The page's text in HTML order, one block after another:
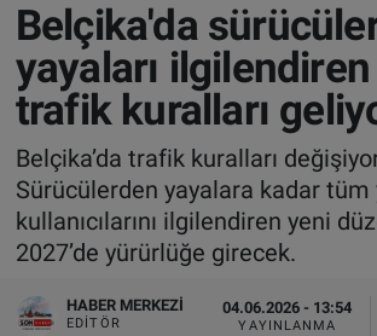
Belçika'da
yayaları
trafik kuralları
Belçika’da trafik kuralları
Sürücülerden yayalara kadar tüm
kullanıcılarını ilgilendiren yeni
2027’de yürürlüğe girecek.
HABER MERKEZI
EDITÖR
04.06.2026 - 13:54
YAYINLANMA
ALMANYA
FRANSA
AVUSTURYA
SAĞLIK - YAŞAM
BİLİM-TEKNOLOJİ
ALMANYA
TÜRKİYE
DÜNYA
BİLİM-TEKNOLOJİ
SAĞLIK
Trafik Durumu
Süper Lig Puan Durumu ve
Tüm Manşetler
Son Dakika Haberleri
Haber Arşivi